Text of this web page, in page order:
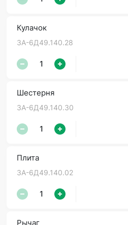
Кулачок
3А-6Д49.140.28
Шестерня
3А-6Д49.140.30
Плита
3А-6Д49.140.02
Рычаг